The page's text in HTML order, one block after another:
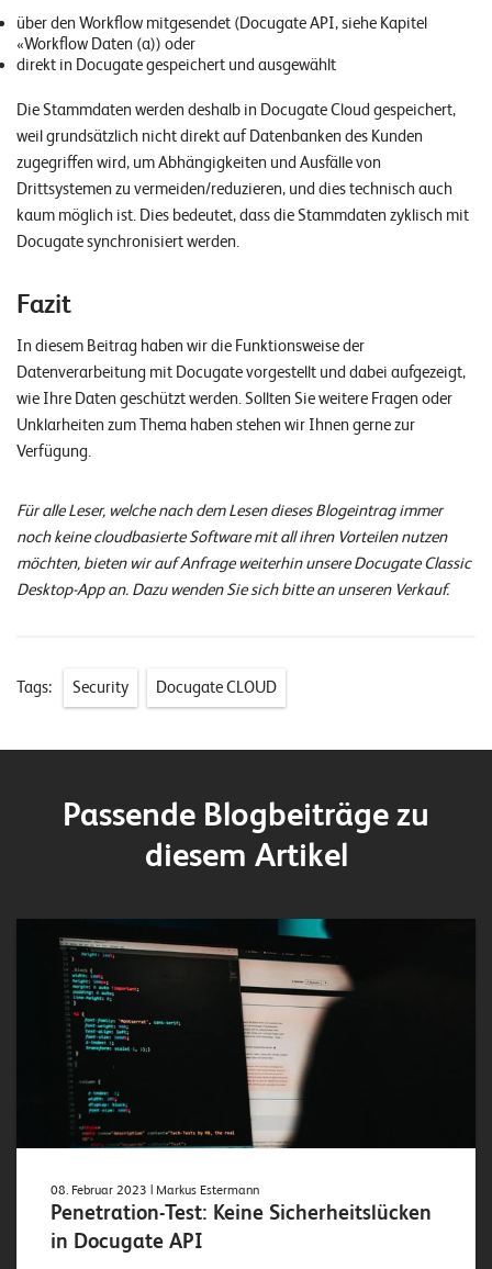
über den Workflow mitgesendet (Docugate API, siehe Kapitel
«Workflow Daten (a)) oder
direkt in Docugate gespeichert und ausgewählt
Die Stammdaten werden deshalb in Docugate Cloud gespeichert,
weil grundsätzlich nicht direkt auf Datenbanken des Kunden
zugegriffen wird, um Abhängigkeiten und Ausfälle von
Drittsystemen zu vermeiden/reduzieren, und dies technisch auch
kaum möglich ist. Dies bedeutet, dass die Stammdaten zyklisch mit
Docugate synchronisiert werden.
Fazit
In diesem Beitrag haben wir die Funktionsweise der
Datenverarbeitung mit Docugate vorgestellt und dabei aufgezeigt,
wie Ihre Daten geschützt werden. Sollten Sie weitere Fragen oder
Unklarheiten zum Thema haben stehen wir Ihnen gerne zur
Verfügung.
Für alle Leser, welche nach dem Lesen dieses Blogeintrag immer
noch keine cloudbasierte Software mit all ihren Vorteilen nutzen
möchten, bieten wir auf Anfrage weiterhin unsere Docugate Classic
Desktop-App an. Dazu wenden Sie sich bitte an unseren Verkauf.
Tags: Security Docugate CLOUD
Passende Blogbeiträge zu
diesem Artikel
08. Februar 2023 | Markus Estermann
Penetration-Test: Keine Sicherheitslücken
in Docugate API